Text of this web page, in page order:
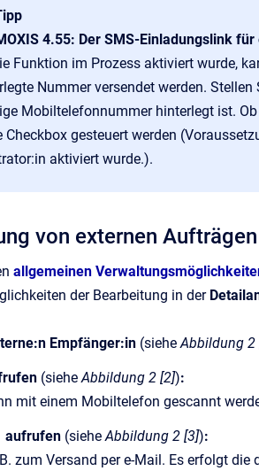
4.55: Der SMS-Einladungslink
Funktion im Prozess aktiviert wurde,
Nummer versendet werden.
Mobiltelefonnummer hinterlegt ist.
Checkbox gesteuert werden
aktiviert wurde.).
von externen Aufträgen
allgemeinen
der Bearbeitung in der
Empfänger:in (sieheAbbildung 2
(sieheAbbildung 2 [2]):
mit einem Mobiltelefon gescannt
aufrufen (sieheAbbildung 2 [3]):
zum Versand per e-Mail. Es erfolgt